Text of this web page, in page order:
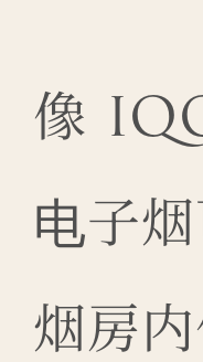
像
电子
烟房内